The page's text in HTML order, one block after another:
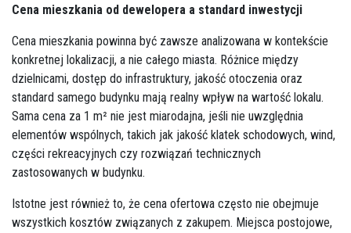
Cena mieszkania od dewelopera a standard inwestycji
Cena mieszkania powinna być zawsze analizowana w kontekście
konkretnej lokalizacji, a nie całego miasta. Różnice między
dzielnicami, dostęp do infrastruktury, jakość otoczenia oraz
standard samego budynku mają realny wpływ na wartość lokalu.
Sama cena za 1 m² nie jest miarodajna, jeśli nie uwzględnia
elementów wspólnych, takich jak jakość klatek schodowych, wind,
części rekreacyjnych czy rozwiązań technicznych
zastosowanych w budynku.
Istotne jest również to, że cena ofertowa często nie obejmuje
wszystkich kosztów związanych z zakupem. Miejsca postojowe,